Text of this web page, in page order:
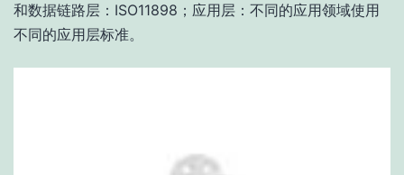
和数据链路层：ISO11898；应用层：不同的应用领域使用
不同的应用层标准。